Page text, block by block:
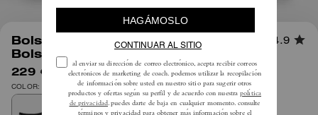
Bolso Bandolera Finn Con
Bolsillos
4.9
229 € 375 €
COLOR: Plata/Negro